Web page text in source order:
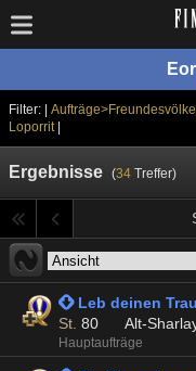
Filter: |
Loporrit|
Ergebnisse (34Treffer)
 Leb deinen
St. 80 Alt-
Hauptaufträge